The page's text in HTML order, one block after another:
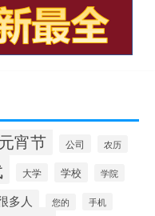
元宵节 公司 农历
大学 学校 学院
多人 您的 手机